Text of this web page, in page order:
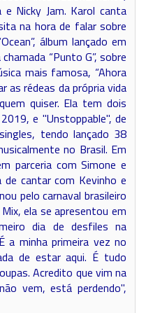
e Nicky Jam. Karol canta
na hora de falar sobre
álbum lançado em
“Punto G”, sobre
mais famosa, “Ahora
as rédeas da própria vida
quiser. Ela tem dois
e "Unstoppable", de
tendo lançado 38
no Brasil. Em
parceria com Simone e
cantar com Kevinho e
pelo carnaval brasileiro
ela se apresentou em
dia de desfiles na
a minha primeira vez no
de estar aqui. É tudo
Acredito que vim na
vem, está perdendo",